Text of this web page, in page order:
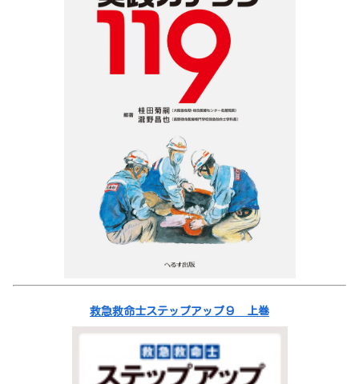
救急救命士ステップアップ９ 上巻